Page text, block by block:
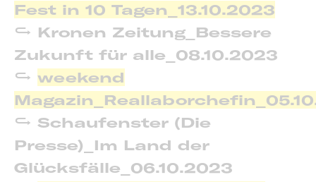
Fest in 10 Tagen_13.10.2023
Kronen Zeitung_Bessere
Zukunft für alle_08.10.2023
weekend
Schaufenster (Die
Presse)_Im Land der
Glücksfälle_06.10.2023